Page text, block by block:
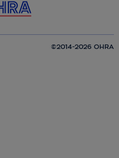
©2014-2026 OHRA